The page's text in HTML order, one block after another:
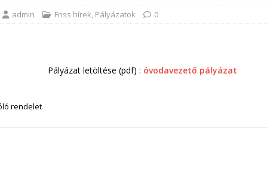
admin Friss hírek, Pályázatok 0
Pályázat letöltése (pdf) : óvodavezető pályázat
rendelet